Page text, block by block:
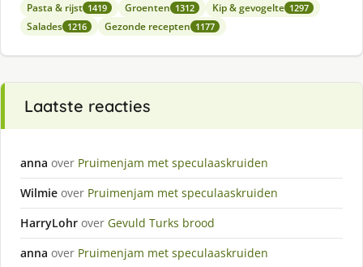
Pasta & rijst 1419 Groenten 1312 Kip & gevogelte 1297
Salades 1216 Gezonde recepten 1177
Laatste reacties
anna over Pruimenjam met speculaaskruiden
Wilmie over Pruimenjam met speculaaskruiden
HarryLohr over Gevuld Turks brood
anna over Pruimenjam met speculaaskruiden